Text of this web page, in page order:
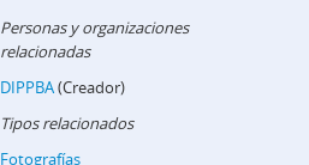
Personas y organizaciones
relacionadas
DIPPBA(Creador)
Tipos relacionados
Fotografías